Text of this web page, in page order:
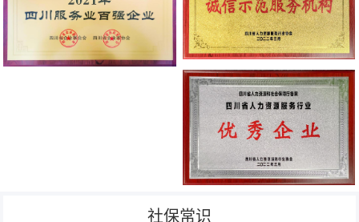
社保常识